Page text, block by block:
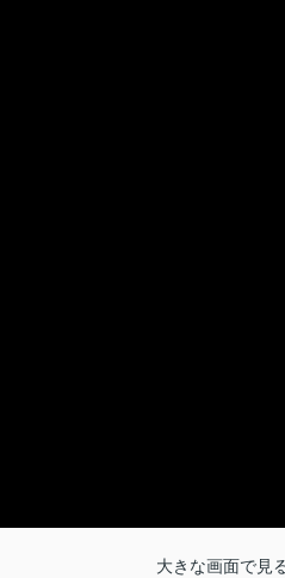
大きな画面で見